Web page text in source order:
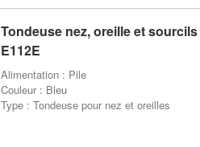
Tondeuse nez, oreille et
E112E
Alimentation : Pile
Couleur : Bleu
Type : Tondeuse pour nez et oreilles